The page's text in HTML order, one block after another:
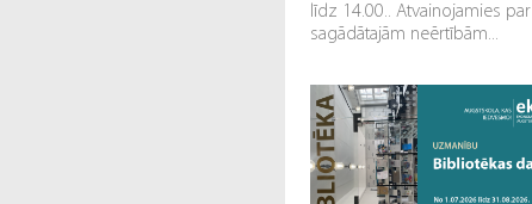
līdz 14.00.. Atvainojamies par
sagādātajām neērtībām...